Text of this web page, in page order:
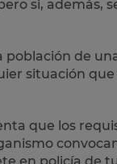
si, además,
población de
situación
que los